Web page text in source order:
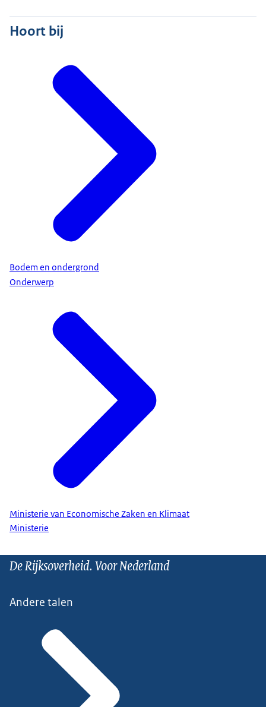
Hoort bij
Bodem en ondergrond
Onderwerp
Ministerie van Economische Zaken en Klimaat
Ministerie
De Rijksoverheid. Voor Nederland
Andere talen